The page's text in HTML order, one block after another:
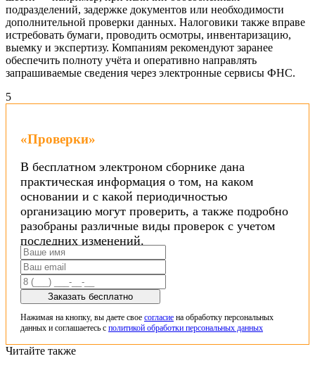
подразделений, задержке документов или необходимости
дополнительной проверки данных. Налоговики также вправе
истребовать бумаги, проводить осмотры, инвентаризацию,
выемку и экспертизу. Компаниям рекомендуют заранее
обеспечить полноту учёта и оперативно направлять
запрашиваемые сведения через электронные сервисы ФНС.
5
«Проверки»
В бесплатном электроном сборнике дана
практическая информация о том, на каком
основании и с какой периодичностью
организацию могут проверить, а также подробно
разобраны различные виды проверок с учетом
последних изменений.
Заказать бесплатно
Нажимая на кнопку, вы даете свое согласие на обработку персональных
данных и соглашаетесь с политикой обработки персональных данных
Читайте также